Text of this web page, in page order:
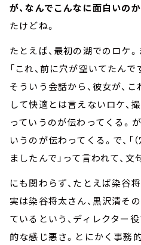
が、なんでこんなに面白いのか
たけどね。
たとえば、最初の湖でのロケ。
「これ、前に穴が空いてたんで
そういう会話から、彼女が、
して快適とは言えないロケ、
っていうのが伝わってくる。
いうのが伝わってくる。で、「
ましたんで」って言われて、文
にも関わらず、たとえば染
実は染谷将太さん、黒沢清そ
ているという、ディレクター
的な感じ悪さ。とにかく事